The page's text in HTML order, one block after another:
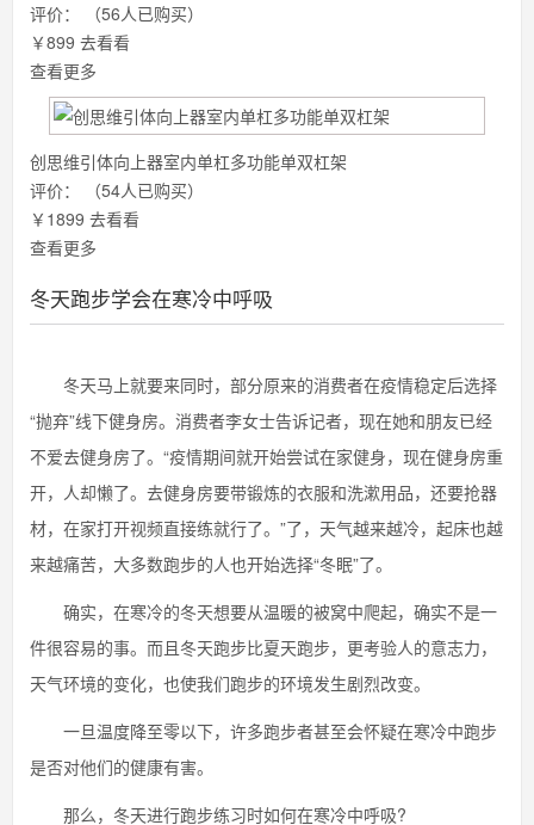
评价：
（56人已购买）
￥899 去看看
查看更多
创思维引体向上器室内单杠多功能单双杠架
评价：
（54人已购买）
￥1899 去看看
查看更多
冬天跑步学会在寒冷中呼吸
冬天马上就要来同时，部分原来的消费者在疫情稳定后选择
“抛弃”线下健身房。消费者李女士告诉记者，现在她和朋友已经
不爱去健身房了。“疫情期间就开始尝试在家健身，现在健身房重
开，人却懒了。去健身房要带锻炼的衣服和洗漱用品，还要抢器
材，在家打开视频直接练就行了。”了，天气越来越冷，起床也越
来越痛苦，大多数跑步的人也开始选择“冬眠”了。
确实，在寒冷的冬天想要从温暖的被窝中爬起，确实不是一
件很容易的事。而且冬天跑步比夏天跑步，更考验人的意志力，
天气环境的变化，也使我们跑步的环境发生剧烈改变。
一旦温度降至零以下，许多跑步者甚至会怀疑在寒冷中跑步
是否对他们的健康有害。
那么，冬天进行跑步练习时如何在寒冷中呼吸?